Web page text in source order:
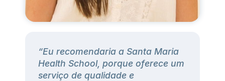
“Eu recomendaria a Santa Maria
Health School, porque oferece um
serviço de qualidade e